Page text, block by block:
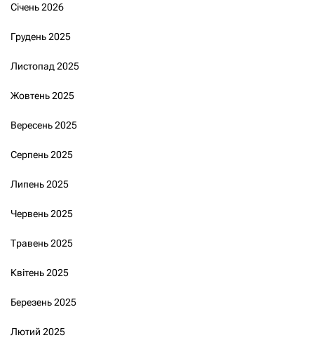
Січень 2026
Грудень 2025
Листопад 2025
Жовтень 2025
Вересень 2025
Серпень 2025
Липень 2025
Червень 2025
Травень 2025
Квітень 2025
Березень 2025
Лютий 2025